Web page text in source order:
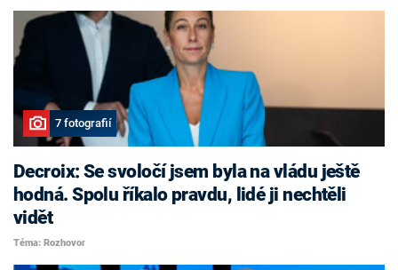
7 fotografií
Decroix: Se svoločí jsem byla na vládu ještě
hodná. Spolu říkalo pravdu, lidé ji nechtěli
vidět
Téma: Rozhovor